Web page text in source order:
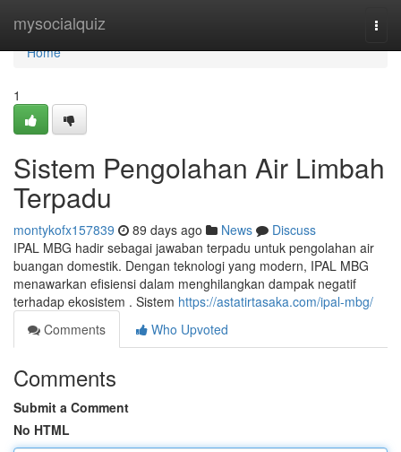
mysocialquiz
Home
Home
1
Sistem Pengolahan Air Limbah
Terpadu
montykofx157839 89 days ago News
Discuss
IPAL MBG hadir sebagai jawaban terpadu untuk pengolahan air
buangan domestik. Dengan teknologi yang modern, IPAL MBG
menawarkan efisiensi dalam menghilangkan dampak negatif
terhadap ekosistem . Sistem https://astatirtasaka.com/ipal-mbg/
Comments
Who Upvoted
Comments
Submit a Comment
No HTML